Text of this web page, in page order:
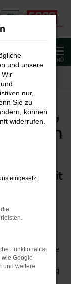
MENÜ
| Lieferservice
nach
Škoda mit
Fahrzeug
Die breite
den
das
Pluspunkt ist die
sorgenfreies
Autohaus Sorg
Ihren
und unsere
Wir
nur,
Sie zu
können
widerrufen.
eingesetzt:
Funktionalität
wie Google
und weitere